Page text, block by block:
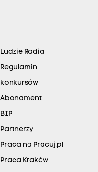
Ludzie Radia
Regulamin
konkursów
Abonament
BIP
Partnerzy
Praca na Pracuj.pl
Praca Kraków